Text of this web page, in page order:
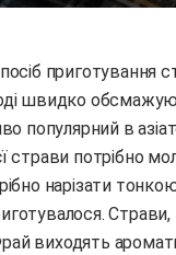
швидко
популярний в
страви потрібно
нарізати
Страви,
виходять